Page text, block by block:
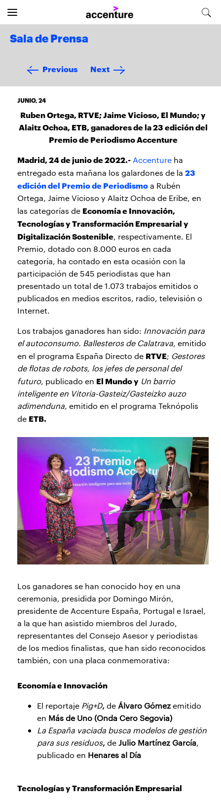
Sala de Prensa
Previous Next
JUNIO, 24
Ruben Ortega, RTVE; Jaime Vicioso, El Mundo; y
Alaitz Ochoa, ETB, ganadores de la 23 edición del
Premio de Periodismo Accenture
Madrid, 24 de junio de 2022.- Accenture ha
entregado esta mañana los galardones de la 23
edición del Premio de Periodismoa Rubén
Ortega, Jaime Vicioso y Alaitz Ochoa de Eribe, en
las categorías de Economía e Innovación,
Tecnologías y Transformación Empresarial y
Digitalización Sostenible, respectivamente. El
Premio, dotado con 8.000 euros en cada
categoría, ha contado en esta ocasión con la
participación de 545 periodistas que han
presentado un total de 1.073 trabajos emitidos o
publicados en medios escritos, radio, televisión o
Internet.
Los trabajos ganadores han sido: Innovación para
el autoconsumo. Ballesteros de Calatrava, emitido
en el programa España Directo de RTVE; Gestores
de flotas de robots, los jefes de personal del
futuro, publicado en El Mundo y Un barrio
inteligente en Vitoria-Gasteiz/Gasteizko auzo
adimenduna, emitido en el programa Teknópolis
de ETB.
Los ganadores se han conocido hoy en una
ceremonia, presidida por Domingo Mirón,
presidente de Accenture España, Portugal e Israel,
a la que han asistido miembros del Jurado,
representantes del Consejo Asesor y periodistas
de los medios finalistas, que han sido reconocidos
también, con una placa conmemorativa:
Economía e Innovación
El reportaje Pig+D,de Álvaro Gómezemitido
en Más de Uno (Onda Cero Segovia)
La España vaciada busca modelos de gestión
para sus residuos,deJulio Martínez García,
publicado en Henares al Día
Tecnologías y Transformación Empresarial